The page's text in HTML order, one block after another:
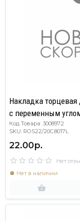
Накладка торцевая
с переменным
Код Товара: 3008972
SKU: ROS22/20C.8017L
22.00р.
Нет
Нет в наличии